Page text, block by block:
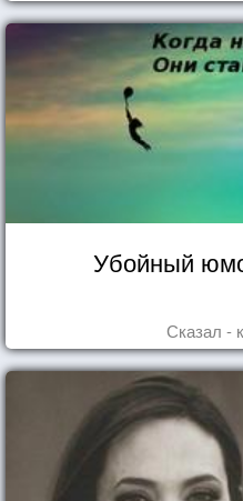
Убойный
Сказал -